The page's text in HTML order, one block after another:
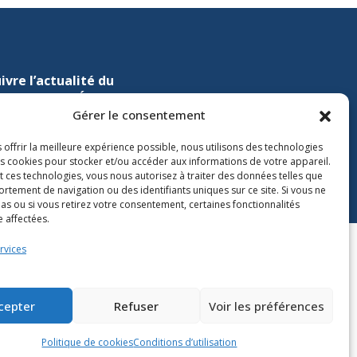
Gérer le consentement
offrir la meilleure expérience possible, nous utilisons des technologies
cookies pour stocker et/ou accéder aux informations de votre appareil.
ces technologies, vous nous autorisez à traiter des données telles que
de navigation ou des identifiants uniques sur ce site. Si vous ne
ou si vous retirez votre consentement, certaines fonctionnalités
affectées.
Refuser Voir les préférences
Politique de cookiesConditions d’utilisation
l’actualité du
de l’Éducation sur
Lien vers Youtube